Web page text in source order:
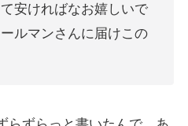
安ければなお嬉しいで
ルマンさんに届けこの